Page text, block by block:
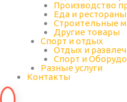
Производство
Еда и рестораны
Строительные
Другие товары
Спорт и отдых
Отдых и
Спорт и
Разные услуги
Контакты